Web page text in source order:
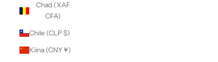
Chad (XAF
CFA)
Chile (CLP $)
Kiina (CNY ¥)